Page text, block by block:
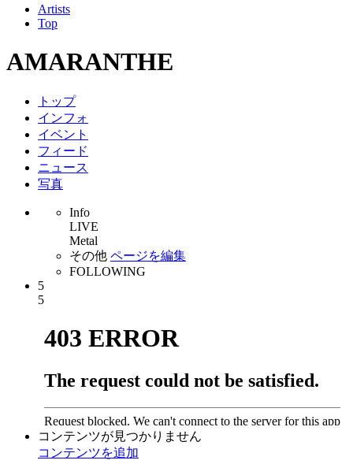
Artists
Top
AMARANTHE
トップ
インフォ
イベント
フィード
ニュース
写真
Info
LIVE
Metal
その他 ページを編集
FOLLOWING
5
5
コンテンツが見つかりません
コンテンツを追加